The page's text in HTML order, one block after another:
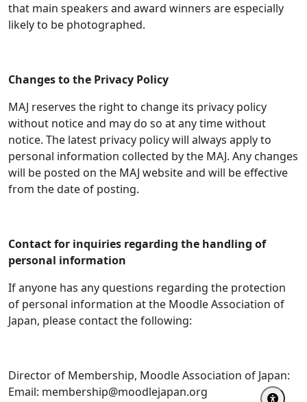
that main speakers and award winners are especially
likely to be photographed.
Changes to the Privacy Policy
MAJ reserves the right to change its privacy policy
without notice and may do so at any time without
notice. The latest privacy policy will always apply to
personal information collected by the MAJ. Any changes
will be posted on the MAJ website and will be effective
from the date of posting.
Contact for inquiries regarding the handling of
personal information
If anyone has any questions regarding the protection
of personal information at the Moodle Association of
Japan, please contact the following:
Director of Membership, Moodle Association of Japan:
Email: membership@moodlejapan.org